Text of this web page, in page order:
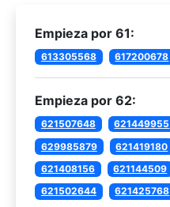
Empieza por 61:
613305568 617200678
Empieza por 62:
621507648 621449955
629985879
621419180
621408156
621144509
621502644
621425768